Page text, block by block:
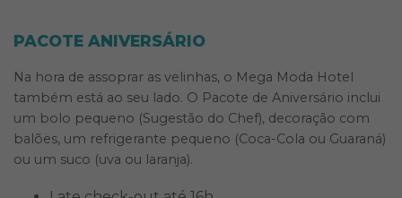
PACOTE ANIVERSÁRIO
Na hora de assoprar as velinhas, o Mega Moda Hotel
também está ao seu lado. O Pacote de Aniversário inclui
um bolo pequeno (Sugestão do Chef), decoração com
balões, um refrigerante pequeno (Coca-Cola ou Guaraná)
ou um suco (uva ou laranja).